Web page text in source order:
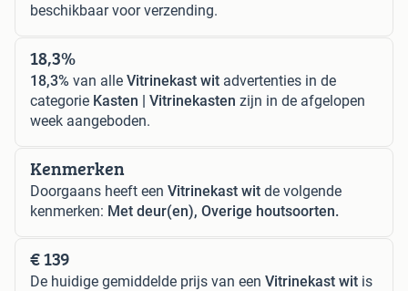
beschikbaar voor verzending.
18,3%
18,3% van alle Vitrinekast wit advertenties in de
categorie Kasten | Vitrinekasten zijn in de afgelopen
week aangeboden.
Kenmerken
Doorgaans heeft een Vitrinekast wit de volgende
kenmerken: Met deur(en), Overige houtsoorten.
€ 139
De huidige gemiddelde prijs van een Vitrinekast wit is